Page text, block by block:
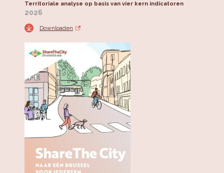
Territoriale analyse op basis van vier kern indicatoren
2026
Downloaden